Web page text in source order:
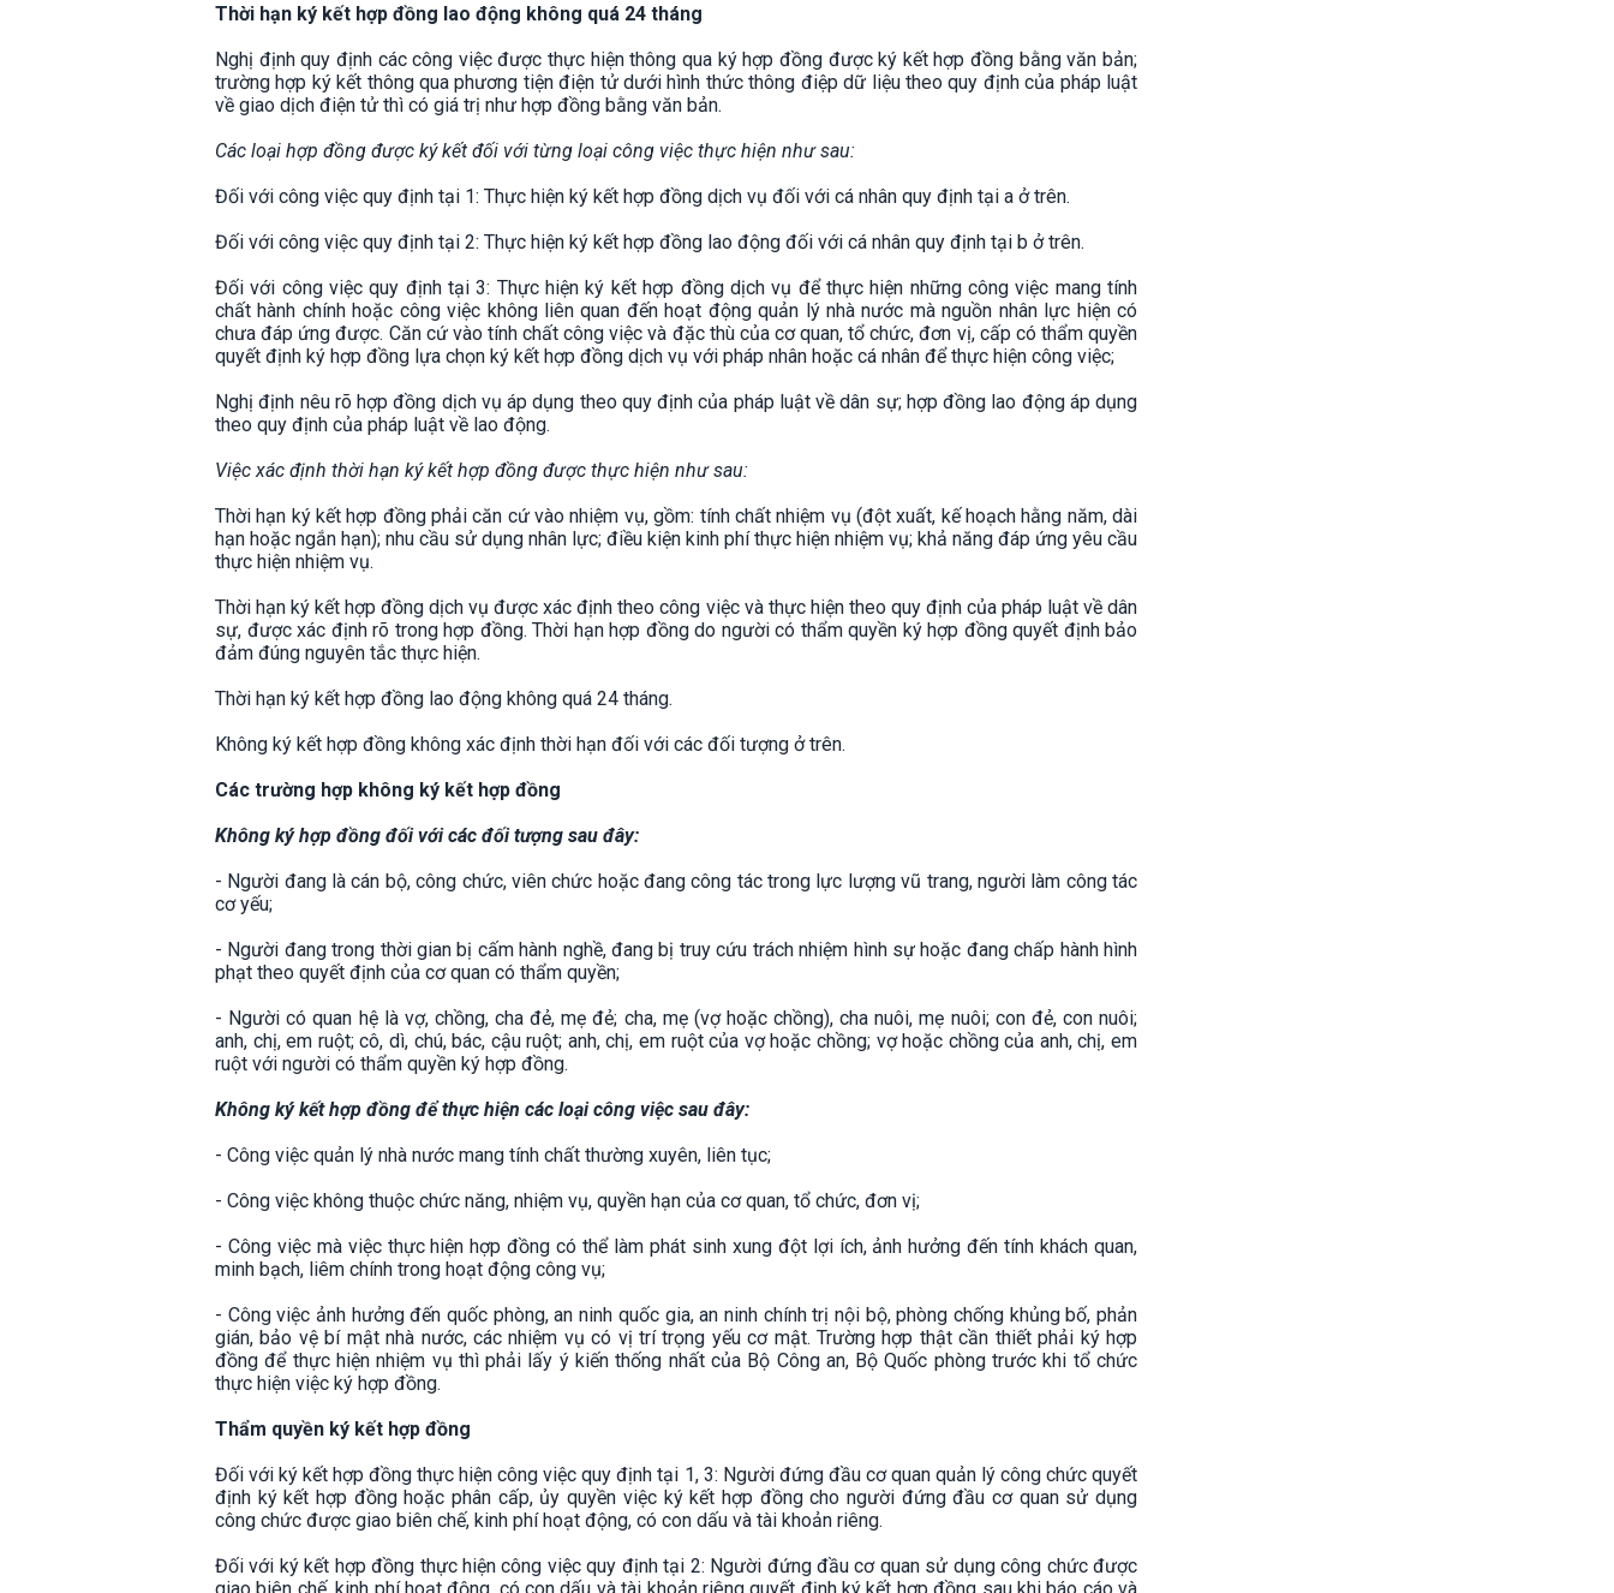
Thời hạn ký kết hợp đồng lao động không quá 24 tháng
Nghị định quy định các công việc được thực hiện thông qua ký hợp đồng được ký kết hợp đồng bằng văn bản;
trường hợp ký kết thông qua phương tiện điện tử dưới hình thức thông điệp dữ liệu theo quy định của pháp luật
về giao dịch điện tử thì có giá trị như hợp đồng bằng văn bản.
Các loại hợp đồng được ký kết đối với từng loại công việc thực hiện như sau:
Đối với công việc quy định tại 1: Thực hiện ký kết hợp đồng dịch vụ đối với cá nhân quy định tại a ở trên.
Đối với công việc quy định tại 2: Thực hiện ký kết hợp đồng lao động đối với cá nhân quy định tại b ở trên.
Đối với công việc quy định tại 3: Thực hiện ký kết hợp đồng dịch vụ để thực hiện những công việc mang tính
chất hành chính hoặc công việc không liên quan đến hoạt động quản lý nhà nước mà nguồn nhân lực hiện có
chưa đáp ứng được. Căn cứ vào tính chất công việc và đặc thù của cơ quan, tổ chức, đơn vị, cấp có thẩm quyền
quyết định ký hợp đồng lựa chọn ký kết hợp đồng dịch vụ với pháp nhân hoặc cá nhân để thực hiện công việc;
Nghị định nêu rõ hợp đồng dịch vụ áp dụng theo quy định của pháp luật về dân sự; hợp đồng lao động áp dụng
theo quy định của pháp luật về lao động.
Việc xác định thời hạn ký kết hợp đồng được thực hiện như sau:
Thời hạn ký kết hợp đồng phải căn cứ vào nhiệm vụ, gồm: tính chất nhiệm vụ (đột xuất, kế hoạch hằng năm, dài
hạn hoặc ngắn hạn); nhu cầu sử dụng nhân lực; điều kiện kinh phí thực hiện nhiệm vụ; khả năng đáp ứng yêu cầu
thực hiện nhiệm vụ.
Thời hạn ký kết hợp đồng dịch vụ được xác định theo công việc và thực hiện theo quy định của pháp luật về dân
sự, được xác định rõ trong hợp đồng. Thời hạn hợp đồng do người có thẩm quyền ký hợp đồng quyết định bảo
đảm đúng nguyên tắc thực hiện.
Thời hạn ký kết hợp đồng lao động không quá 24 tháng.
Không ký kết hợp đồng không xác định thời hạn đối với các đối tượng ở trên.
Các trường hợp không ký kết hợp đồng
Không ký hợp đồng đối với các đối tượng sau đây:
- Người đang là cán bộ, công chức, viên chức hoặc đang công tác trong lực lượng vũ trang, người làm công tác
cơ yếu;
- Người đang trong thời gian bị cấm hành nghề, đang bị truy cứu trách nhiệm hình sự hoặc đang chấp hành hình
phạt theo quyết định của cơ quan có thẩm quyền;
- Người có quan hệ là vợ, chồng, cha đẻ, mẹ đẻ; cha, mẹ (vợ hoặc chồng), cha nuôi, mẹ nuôi; con đẻ, con nuôi;
anh, chị, em ruột; cô, dì, chú, bác, cậu ruột; anh, chị, em ruột của vợ hoặc chồng; vợ hoặc chồng của anh, chị, em
ruột với người có thẩm quyền ký hợp đồng.
Không ký kết hợp đồng để thực hiện các loại công việc sau đây:
- Công việc quản lý nhà nước mang tính chất thường xuyên, liên tục;
- Công việc không thuộc chức năng, nhiệm vụ, quyền hạn của cơ quan, tổ chức, đơn vị;
- Công việc mà việc thực hiện hợp đồng có thể làm phát sinh xung đột lợi ích, ảnh hưởng đến tính khách quan,
minh bạch, liêm chính trong hoạt động công vụ;
- Công việc ảnh hưởng đến quốc phòng, an ninh quốc gia, an ninh chính trị nội bộ, phòng chống khủng bố, phản
gián, bảo vệ bí mật nhà nước, các nhiệm vụ có vị trí trọng yếu cơ mật. Trường hợp thật cần thiết phải ký hợp
đồng để thực hiện nhiệm vụ thì phải lấy ý kiến thống nhất của Bộ Công an, Bộ Quốc phòng trước khi tổ chức
thực hiện việc ký hợp đồng.
Thẩm quyền ký kết hợp đồng
Đối với ký kết hợp đồng thực hiện công việc quy định tại 1, 3: Người đứng đầu cơ quan quản lý công chức quyết
định ký kết hợp đồng hoặc phân cấp, ủy quyền việc ký kết hợp đồng cho người đứng đầu cơ quan sử dụng
công chức được giao biên chế, kinh phí hoạt động, có con dấu và tài khoản riêng.
Đối với ký kết hợp đồng thực hiện công việc quy định tại 2: Người đứng đầu cơ quan sử dụng công chức được